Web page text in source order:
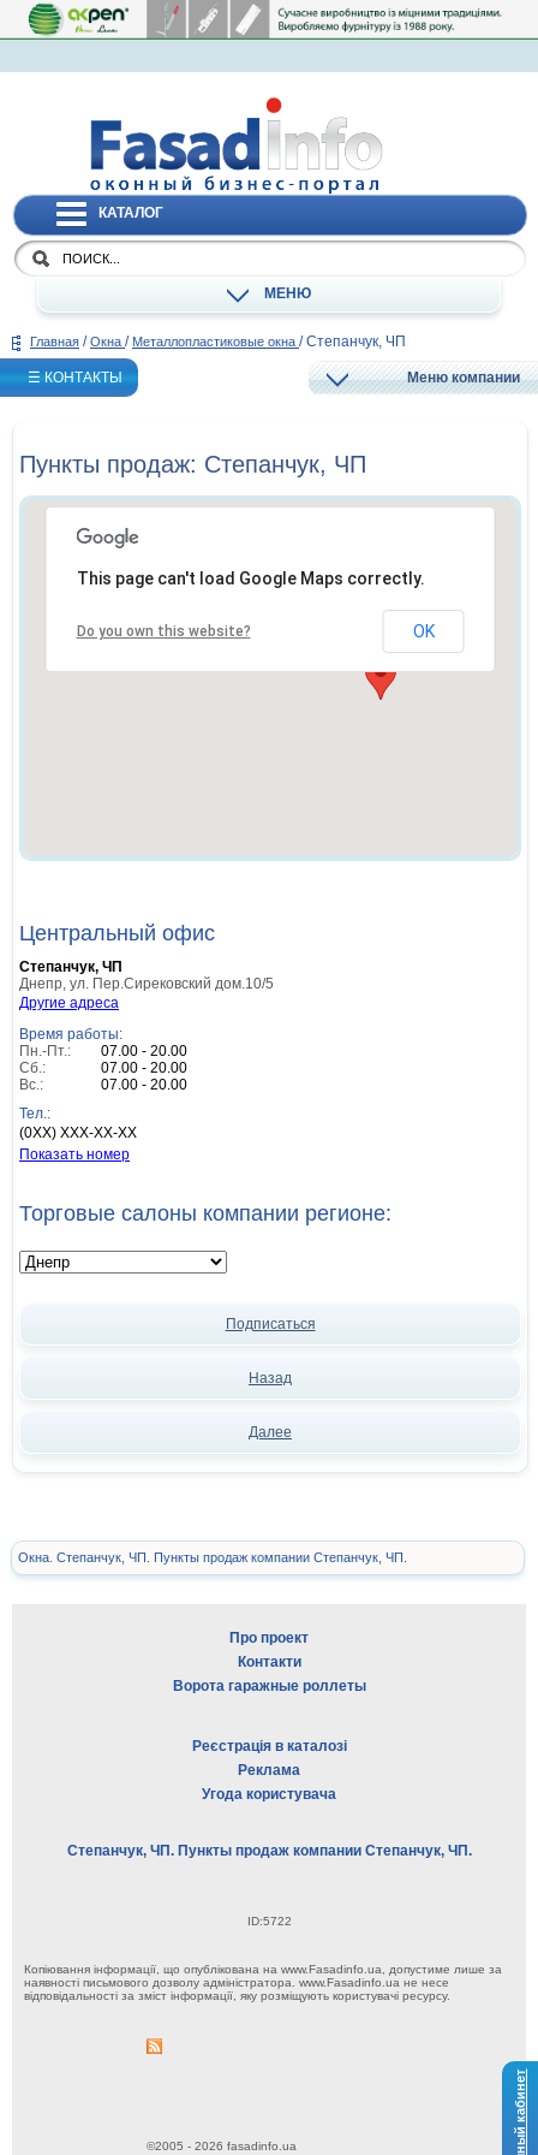
Личный кабинет
КАТАЛОГ
МЕНЮ
Главная / Окна / Металлопластиковые окна / Степанчук, ЧП
☰ КОНТАКТЫ Меню компании
Пункты продаж: Степанчук, ЧП
This page can't load Google Maps correctly.
Do you own this website? OK
Центральный офис
Степанчук, ЧП
Днепр, ул. Пер.Сирековский дом.10/5
Другие адреса
Время работы:
Пн.-Пт.:
07.00 - 20.00
Сб.:
07.00 - 20.00
Вс.:
07.00 - 20.00
Тел.:
(0XX) XXX-XX-XX
Показать номер
Торговые салоны компании регионе:
Подписаться
Назад
Далее
Окна. Степанчук, ЧП. Пункты продаж компании Степанчук, ЧП.
Про проект
Контакти
Ворота гаражные роллеты
Реєстрація в каталозі
Реклама
Угода користувача
Степанчук, ЧП. Пункты продаж компании Степанчук, ЧП.
ID:5722
Копіювання інформації, що опублікована на www.Fasadinfo.ua, допустиме лише за
наявності письмового дозволу адміністратора. www.Fasadinfo.ua не несе
відповідальності за зміст інформації, яку розміщують користувачі ресурсу.
©2005 - 2026 fasadinfo.ua